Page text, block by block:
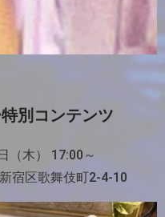
別コンテンツ
（木） 17:00～
宿区歌舞伎町2-4-10